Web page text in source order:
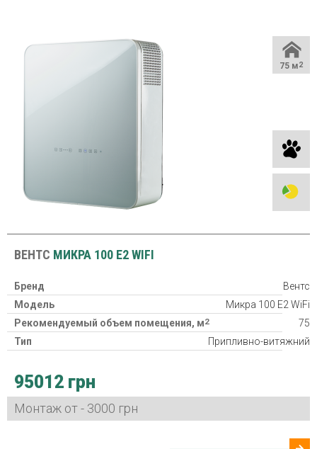
75 м2
ВЕНТС МИКРА 100 Е2 WIFI
Бренд
Вентс
Модель
Микра 100 Е2 WiFi
Рекомендуемый объем помещения, м2
75
Тип
Припливно-витяжний
Нагреватель
Потребляемая мощность
20/23/29/37/53 Вт
Гарантия
95012 грн
Монтаж от - 3000 грн